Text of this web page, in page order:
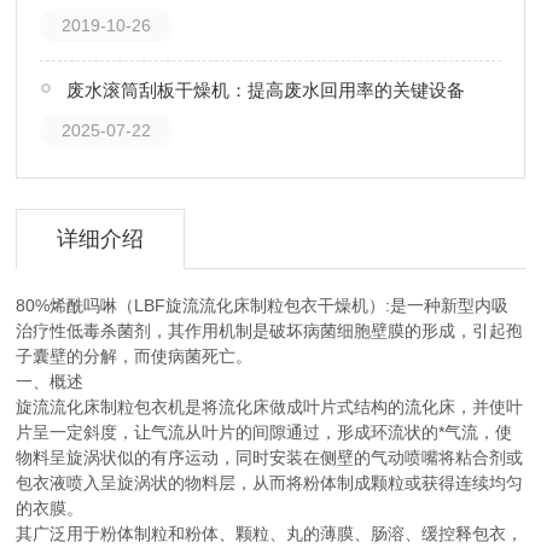
2019-10-26
废水滚筒刮板干燥机：提高废水回用率的关键设备
2025-07-22
详细介绍
80%烯酰吗啉（LBF旋流流化床制粒包衣干燥机）:是一种新型内吸
治疗性低毒杀菌剂，其作用机制是破坏病菌细胞壁膜的形成，引起孢
子囊壁的分解，而使病菌死亡。
一、概述
旋流流化床制粒包衣机是将流化床做成叶片式结构的流化床，并使叶
片呈一定斜度，让气流从叶片的间隙通过，形成环流状的*气流，使
物料呈旋涡状似的有序运动，同时安装在侧壁的气动喷嘴将粘合剂或
包衣液喷入呈旋涡状的物料层，从而将粉体制成颗粒或获得连续均匀
的衣膜。
其广泛用于粉体制粒和粉体、颗粒、丸的薄膜、肠溶、缓控释包衣，